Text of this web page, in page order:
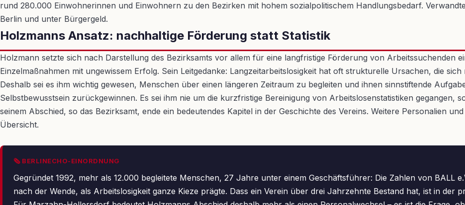
rund 280.000 Einwohnerinnen und Einwohnern zu den Bezirken mit hohem sozialpolitischem Handlungsbedarf.
Berlin und unter Bürgergeld.
Holzmanns Ansatz: nachhaltige Förderung statt Statistik
Holzmann setzte sich nach Darstellung des Bezirksamts vor allem für eine langfristige Förderung von Arbeitssuchenden
Einzelmaßnahmen mit ungewissem Erfolg. Sein Leitgedanke: Langzeitarbeitslosigkeit hat oft strukturelle Ursachen, die
Deshalb sei es ihm wichtig gewesen, Menschen über einen längeren Zeitraum zu begleiten und ihnen sinnstiftende
Selbstbewusstsein zurückgewinnen. Es sei ihm nie um die kurzfristige Bereinigung von Arbeitslosenstatistiken gegangen,
seinem Abschied, so das Bezirksamt, ende ein bedeutendes Kapitel in der Geschichte des Vereins. Weitere Personalien
Übersicht.
🗞 BERLINECHO-EINORDNUNG
Gegründet 1992, mehr als 12.000 begleitete Menschen, 27 Jahre unter einem Geschäftsführer: Die Zahlen von BALL
nach der Wende, als Arbeitslosigkeit ganze Kieze prägte. Dass ein Verein über drei Jahrzehnte Bestand hat, ist in der